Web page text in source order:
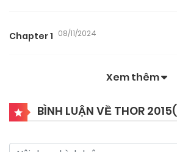
Chapter 1 08/11/2024
Xem thêm
BÌNH LUẬN VỀ THOR 2015(